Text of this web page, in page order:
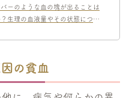
ーのような血の塊が出ることは
生理の血液量やその状態につい
の貧血